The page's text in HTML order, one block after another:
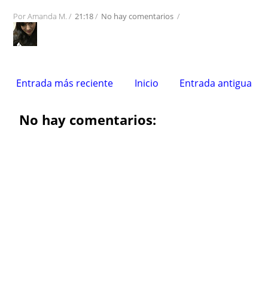
PorAmanda M. /21:18/ No hay comentarios /
Entrada más reciente Entrada antigua
Inicio
No hay comentarios: